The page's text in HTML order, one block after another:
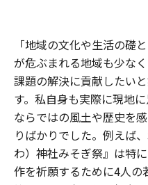
「地域の文化や生活の礎
が危ぶまれる地域も少な
課題の解決に貢献したい
す。私自身も実際に現地
ならではの風土や歴史を
りばかりでした。例えば
わ）神社みそぎ祭』は特
作を祈願するために4人の